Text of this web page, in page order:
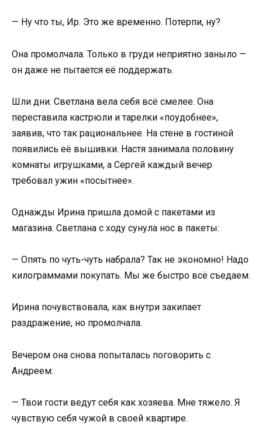
— Ну что ты, Ир. Это же временно. Потерпи, ну?
Она промолчала. Только в груди неприятно заныло —
он даже не пытается её поддержать.
Шли дни. Светлана вела себя всё смелее. Она
переставила кастрюли и тарелки «поудобнее»,
заявив, что так рациональнее. На стене в гостиной
появились её вышивки. Настя занимала половину
комнаты игрушками, а Сергей каждый вечер
требовал ужин «посытнее».
Однажды Ирина пришла домой с пакетами из
магазина. Светлана с ходу сунула нос в пакеты:
— Опять по чуть-чуть набрала? Так не экономно! Надо
килограммами покупать. Мы же быстро всё съедаем.
Ирина почувствовала, как внутри закипает
раздражение, но промолчала.
Вечером она снова попыталась поговорить с
Андреем:
— Твои гости ведут себя как хозяева. Мне тяжело. Я
чувствую себя чужой в своей квартире.